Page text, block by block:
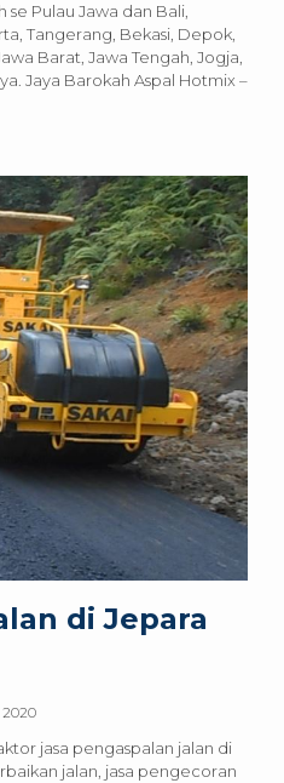
Pulau Jawa dan Bali,
Tangerang, Bekasi, Depok,
Barat, Jawa Tengah, Jogja,
Jaya Barokah Aspal Hotmix –
di Jepara
2020
jasa pengaspalan jalan di
jalan, jasa pengecoran